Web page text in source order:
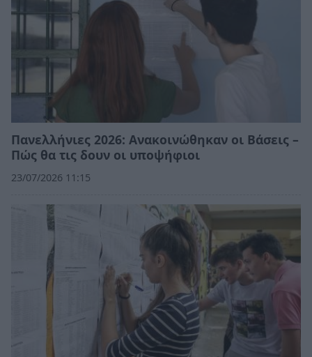
Πανελλήνιες 2026: Ανακοινώθηκαν οι Βάσεις –
Πώς θα τις δουν οι υποψήφιοι
23/07/2026 11:15